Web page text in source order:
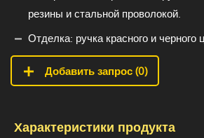
резины и стальной проволокой.
Отделка: ручка красного и черного
Добавить запрос (0)
Характеристики продукта